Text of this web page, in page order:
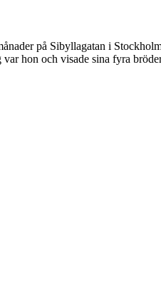
på Sibyllagatan i
hon och visade sina fyra